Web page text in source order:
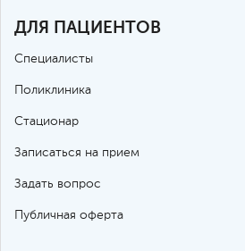
ДЛЯ ПАЦИЕНТОВ
Специалисты
Поликлиника
Стационар
Записаться на прием
Задать вопрос
Публичная оферта